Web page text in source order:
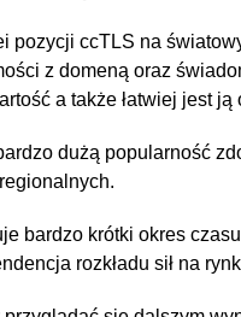
pozycji ccTLS na
z domeną oraz
a także łatwiej jest
dużą popularność
bardzo krótki okres
rozkładu sił na